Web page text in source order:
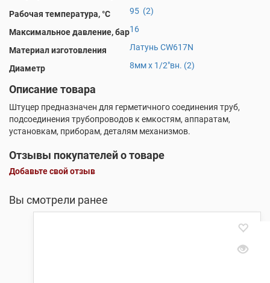
Рабочая температура, °С 95 (2)
Максимальное давление, бар16
Материал изготовления Латунь CW617N
Диаметр 8мм х 1/2"вн. (2)
Описание товара
Штуцер предназначен для герметичного соединения труб,
подсоединения трубопроводов к емкостям, аппаратам,
установкам, приборам, деталям механизмов.
Отзывы покупателей о товаре
Добавьте свой отзыв
Вы смотрели ранее